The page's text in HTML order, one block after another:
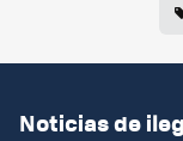
Noticias de